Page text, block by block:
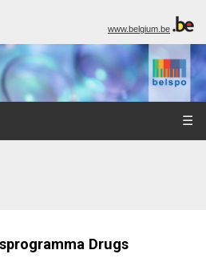
www.belgium.be
☰
Drugs